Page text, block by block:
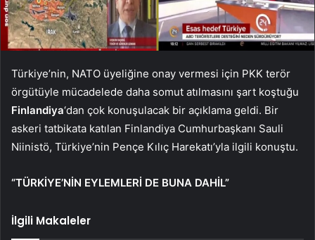
Türkiye’nin, NATO üyeliğine onay vermesi için PKK terör
örgütüyle mücadelede daha somut atılmasını şart koştuğu
Finlandiya‘dan çok konuşulacak bir açıklama geldi. Bir
askeri tatbikata katılan Finlandiya Cumhurbaşkanı Sauli
Niinistö, Türkiye’nin Pençe Kılıç Harekatı’yla ilgili konuştu.
“TÜRKİYE’NİN EYLEMLERİ DE BUNA DAHİL”
İlgili Makaleler